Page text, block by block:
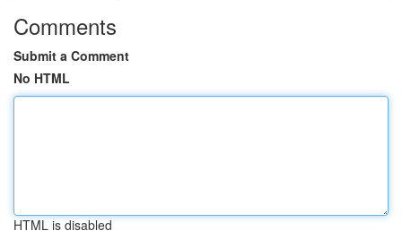
Comments
Submit a Comment
No HTML
HTML is disabled